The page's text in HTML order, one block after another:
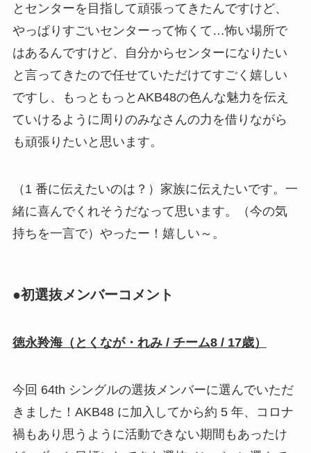
とセンターを目指して頑張ってきたんですけど、
やっぱりすごいセンターって怖くて…怖い場所で
はあるんですけど、自分からセンターになりたい
と言ってきたので任せていただけてすごく嬉しい
ですし、もっともっとAKB48の色んな魅力を伝え
ていけるように周りのみなさんの力を借りながら
も頑張りたいと思います。
（1 番に伝えたいのは？）家族に伝えたいです。一
緒に喜んでくれそうだなって思います。（今の気
持ちを一言で）やったー！嬉しい～。
●初選抜メンバーコメント
徳永羚海（とくなが・れみ / チーム8 / 17歳）
今回 64th シングルの選抜メンバーに選んでいただ
きました！AKB48 に加入してから約 5 年、コロナ
禍もあり思うように活動できない期間もあったけ